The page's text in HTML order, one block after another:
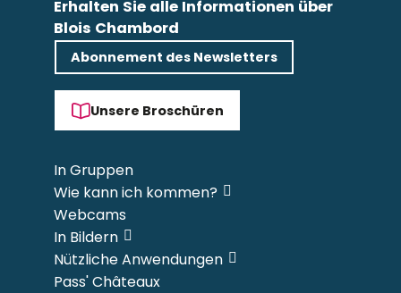
Erhalten Sie alle Informationen über
Blois Chambord
Abonnement des Newsletters
Unsere Broschüren
In Gruppen
Wie kann ich kommen?
Webcams
In Bildern
Nützliche Anwendungen
Pass' Châteaux